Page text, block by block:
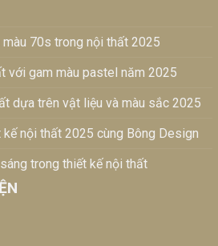
70s trong nội thất 2025
với gam màu pastel năm 2025
dựa trên vật liệu và màu sắc 2025
kế nội thất 2025 cùng Bông Design
trong thiết kế nội thất